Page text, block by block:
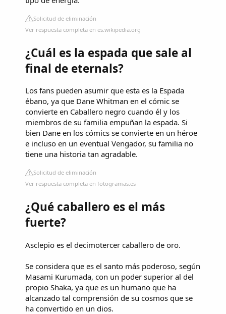
Solicitud de eliminación
Ver respuesta completa en es.wikipedia.org
¿Cuál es la espada que sale al
final de eternals?
Los fans pueden asumir que esta es la Espada
ébano, ya que Dane Whitman en el cómic se
convierte en Caballero negro cuando él y los
miembros de su familia empuñan la espada. Si
bien Dane en los cómics se convierte en un héroe
e incluso en un eventual Vengador, su familia no
tiene una historia tan agradable.
Solicitud de eliminación
Ver respuesta completa en fotogramas.es
¿Qué caballero es el más
fuerte?
Asclepio es el decimotercer caballero de oro.
Se considera que es el santo más poderoso, según
Masami Kurumada, con un poder superior al del
propio Shaka, ya que es un humano que ha
alcanzado tal comprensión de su cosmos que se
ha convertido en un dios.